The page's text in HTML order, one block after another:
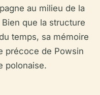
au milieu de la
que la structure
temps, sa mémoire
précoce de Powsin
polonaise.